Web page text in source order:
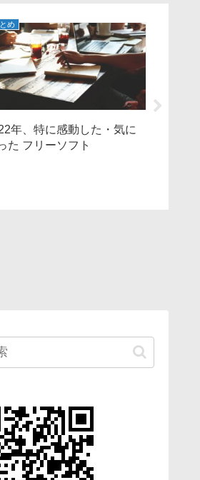
め
年、特に感動した・気に
た フリーソフト